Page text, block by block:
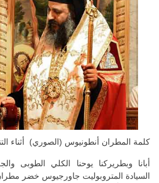
كلمة المطران أنطونيوس (الصوري) أثناء
أبانا وبطريركنا يوحنا الكلي الطوبى
السيادة المتروبوليت جاورجيوس خضر مطران